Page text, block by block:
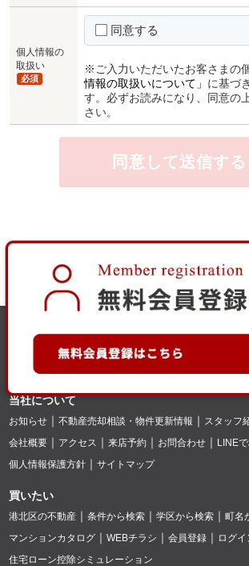
個人情報の
取扱い
必須
同意する
※ご入力いただいたお客さまの
情報の取扱いについて」 に基づ
す。必ずお読みになり、同意の
さい。
当社について
お知らせ 不動産売却相談・物件更新情報 スタッフ
会社概要
アクセス 来店予約 お問合わせ LINE
個人情報保護方針
サイトマップ
買いたい
港北区の不動産 条件から検索 学区から検索
町名
マンションカタログ
WEBチラシ 会員登録
ログイ
住宅ローン控除シミュレーション